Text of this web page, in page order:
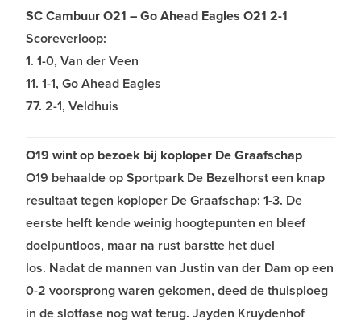
SC Cambuur O21 – Go Ahead Eagles O21 2-1
Scoreverloop:
1. 1-0, Van der Veen
11. 1-1, Go Ahead Eagles
77. 2-1, Veldhuis
O19 wint op bezoek bij koploper De Graafschap
O19 behaalde op Sportpark De Bezelhorst een knap
resultaat tegen koploper De Graafschap: 1-3. De
eerste helft kende weinig hoogtepunten en bleef
doelpuntloos, maar na rust barstte het duel
los. Nadat de mannen van Justin van der Dam op een
0-2 voorsprong waren gekomen, deed de thuisploeg
in de slotfase nog wat terug. Jayden Kruydenhof